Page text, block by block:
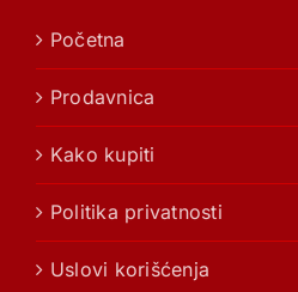
Početna
Prodavnica
Kako kupiti
Politika privatnosti
Uslovi korišćenja